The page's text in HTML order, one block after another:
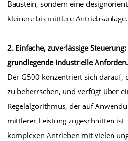
Baustein, sondern eine
kleinere bis mittlere Antriebsanlage.
2. Einfache, zuverlässige
grundlegende industrielle
Der G500 konzentriert sich darauf,
zu beherrschen, und verfügt über
Regelalgorithmus, der auf
mittlerer Leistung zugeschnitten ist.
komplexen Antrieben mit vielen